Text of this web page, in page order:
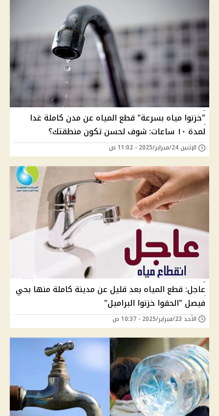
"خزنوا مياه بسرعة" قطع المياه عن مدن كاملة غدا
لمدة ١٠ ساعات: شوف لحسن تكون منطقتك؟
الإثنين 24/فبراير/2025 - 11:02 ص
عاجل: قطع المياه بعد قليل عن مدينة كاملة منها بحي
فيصل "الحقوا خزنوا البراميل"
الأحد 23/فبراير/2025 - 10:37 ص